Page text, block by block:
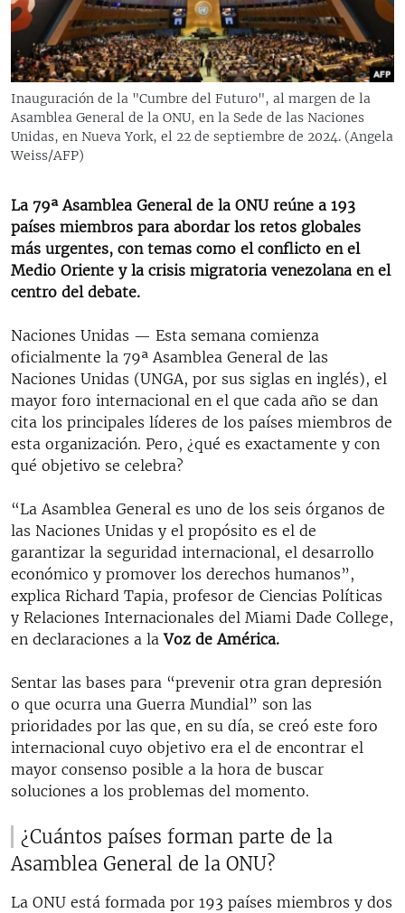
RADIO MARTÍ
ESPECIALES
ESPECIALES
LA REALIDAD DE LA VIVIENDA EN CUBA
SER VIEJO EN CUBA
LOS SANTOS DE HIALEAH
DESINFORMACIÓN RUSA EN AMÉRICA LATINA
LA INVASIÓN DE RUSIA A UCRANIA
MULTIMEDIA
EDITORIALES
SÍGUENOS
Inauguración de la "Cumbre del Futuro", al margen de la
Asamblea General de la ONU, en la Sede de las Naciones
Unidas, en Nueva York, el 22 de septiembre de 2024. (Angela
Weiss/AFP)
La 79ª Asamblea General de la ONU reúne a 193
países miembros para abordar los retos globales
más urgentes, con temas como el conflicto en el
Medio Oriente y la crisis migratoria venezolana en el
centro del debate.
Naciones Unidas — Esta semana comienza
oficialmente la 79ª Asamblea General de las
Naciones Unidas (UNGA, por sus siglas en inglés), el
mayor foro internacional en el que cada año se dan
cita los principales líderes de los países miembros de
esta organización. Pero, ¿qué es exactamente y con
qué objetivo se celebra?
“La Asamblea General es uno de los seis órganos de
las Naciones Unidas y el propósito es el de
garantizar la seguridad internacional, el desarrollo
económico y promover los derechos humanos”,
explica Richard Tapia, profesor de Ciencias Políticas
y Relaciones Internacionales del Miami Dade College,
en declaraciones a laVoz de América.
Sentar las bases para “prevenir otra gran depresión
o que ocurra una Guerra Mundial” son las
prioridades por las que, en su día, se creó este foro
internacional cuyo objetivo era el de encontrar el
mayor consenso posible a la hora de buscar
soluciones a los problemas del momento.
¿Cuántos países forman parte de la
Asamblea General de la ONU?
La ONU está formada por 193 países miembros y dos